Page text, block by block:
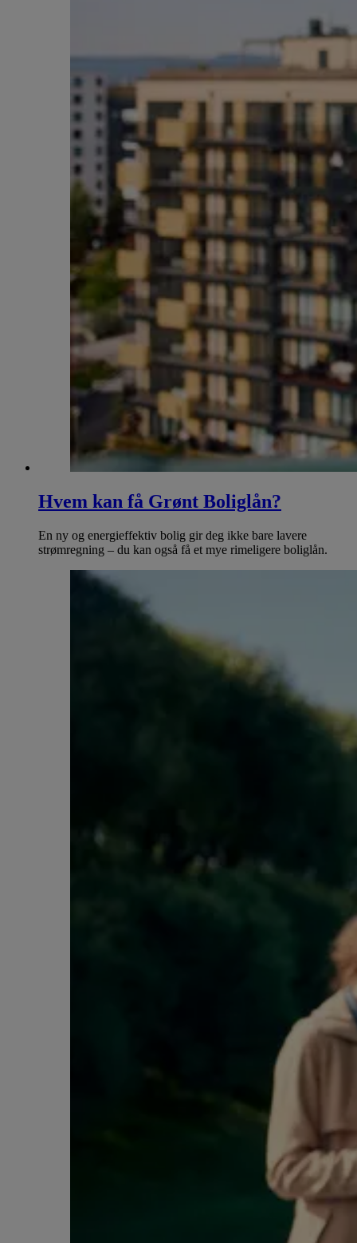
Hvem kan få Grønt Boliglån?
En ny og energieffektiv bolig gir deg ikke bare lavere
strømregning – du kan også få et mye rimeligere boliglån.